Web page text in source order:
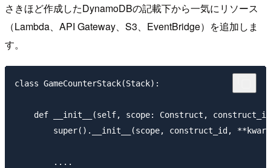
さきほど作成したDynamoDBの記載下から一気にリソース
（Lambda、API Gateway、S3、EventBridge）を追加しま
す。
class GameCounterStack(Stack):
def __init__(self, scope: Construct,
super().__init__(scope, construct_id,
        ....